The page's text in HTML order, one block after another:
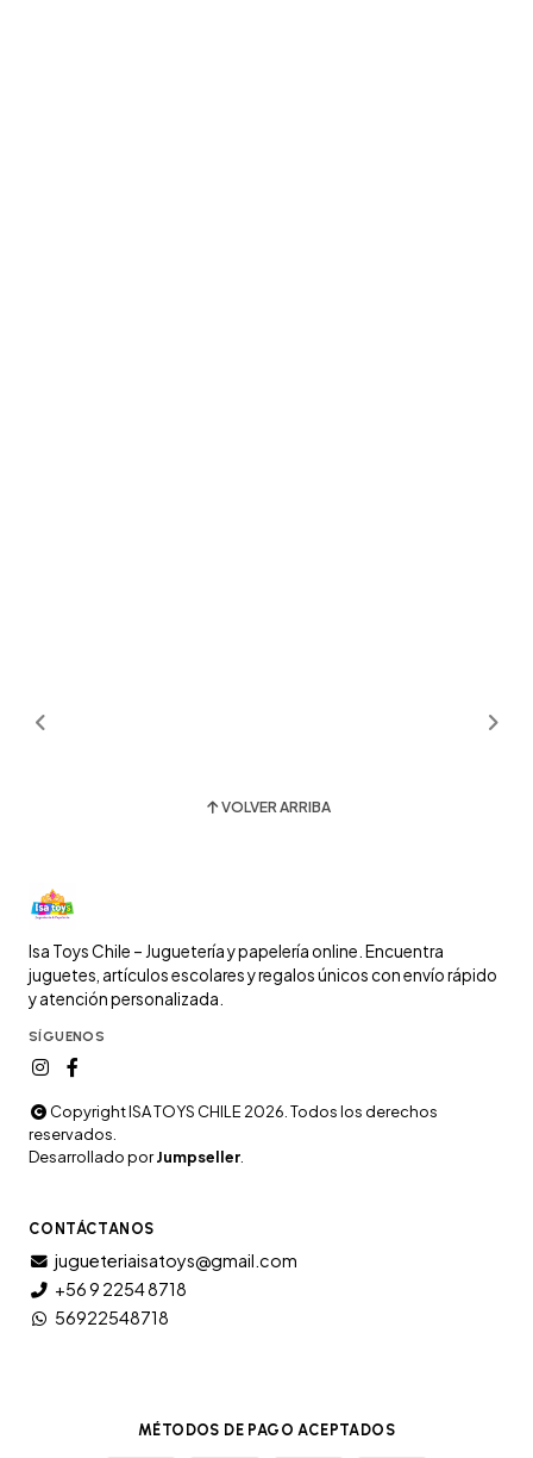
VOLVER ARRIBA
Isa Toys Chile – Juguetería y papelería online. Encuentra
juguetes, artículos escolares y regalos únicos con envío rápido
y atención personalizada.
SÍGUENOS
Copyright ISA TOYS CHILE 2026. Todos los derechos
reservados.
Desarrollado porJumpseller.
CONTÁCTANOS
jugueteriaisatoys@gmail.com
+56 9 2254 8718
56922548718
MÉTODOS DE PAGO ACEPTADOS